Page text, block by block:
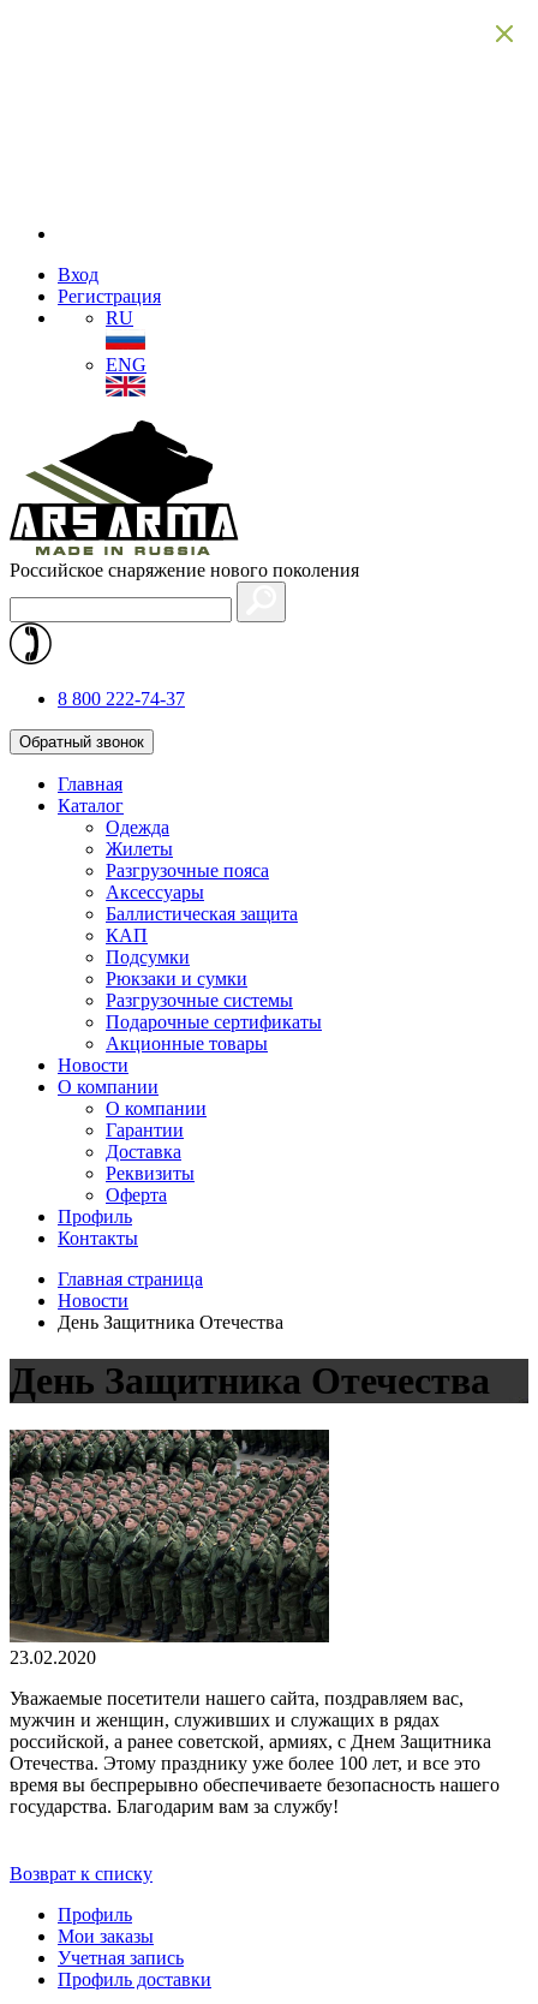
Вход
Регистрация
RU
ENG
Российское снаряжение нового поколения
8 800 222-74-37
Обратный звонок
Главная
Каталог
Одежда
Жилеты
Разгрузочные пояса
Аксессуары
Баллистическая защита
КАП
Подсумки
Рюкзаки и сумки
Разгрузочные системы
Подарочные сертификаты
Акционные товары
Новости
О компании
О компании
Гарантии
Доставка
Реквизиты
Оферта
Профиль
Контакты
Главная страница
Новости
День Защитника Отечества
День Защитника Отечества
23.02.2020
Уважаемые посетители нашего сайта, поздравляем вас,
мужчин и женщин, служивших и служащих в рядах
российской, а ранее советской, армиях, с Днем Защитника
Отечества. Этому празднику уже более 100 лет, и все это
время вы беспрерывно обеспечиваете безопасность нашего
государства. Благодарим вам за службу!
Возврат к списку
Профиль
Мои заказы
Учетная запись
Профиль доставки